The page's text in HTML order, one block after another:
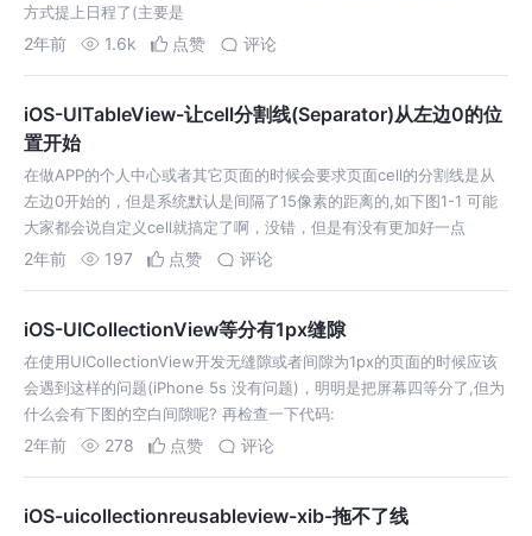
方式提上日程了(主要是
2年前 1.6k 点赞 评论
iOS-UITableView-让cell分割线(Separator)从左边0的位
置开始
在做APP的个人中心或者其它页面的时候会要求页面cell的分割线是从
左边0开始的，但是系统默认是间隔了15像素的距离的,如下图1-1 可能
大家都会说自定义cell就搞定了啊，没错，但是有没有更加好一点
2年前 197 点赞 评论
iOS-UICollectionView等分有1px缝隙
在使用UICollectionView开发无缝隙或者间隙为1px的页面的时候应该
会遇到这样的问题(iPhone 5s 没有问题)，明明是把屏幕四等分了,但为
什么会有下图的空白间隙呢? 再检查一下代码:
2年前 278 点赞 评论
iOS-uicollectionreusableview-xib-拖不了线